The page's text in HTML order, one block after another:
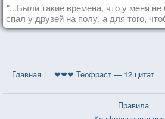
"...Были такие времена, что у меня
спал у друзей на полу, а для того,
бутылки из под
Главная ❤❤❤ Теофраст — 12 цитат
Правила